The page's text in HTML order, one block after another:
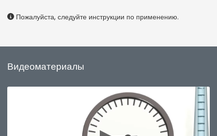
Пожалуйста, следуйте инструкции по применению.
Видеоматериалы